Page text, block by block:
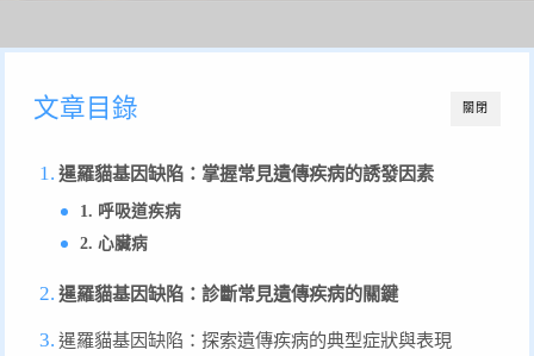
關閉
文章目錄
暹羅貓基因缺陷：掌握常見遺傳疾病的誘發因素
1. 呼吸道疾病
2. 心臟病
暹羅貓基因缺陷：診斷常見遺傳疾病的關鍵
暹羅貓基因缺陷：探索遺傳疾病的典型症狀與表現